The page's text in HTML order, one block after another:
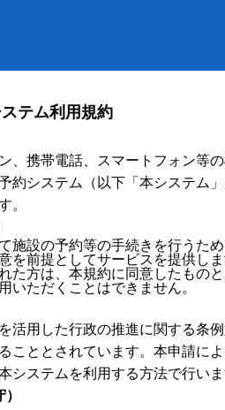
テム利用規約
、携帯電話、スマートフォン等
約システム（以下「本システム
。
施設の予約等の手続きを行うた
を前提としてサービスを提供しま
た方は、本規約に同意したもの
いただくことはできません。
活用した行政の推進に関する条
こととされています。本申請に
システムを利用する方法で行いま